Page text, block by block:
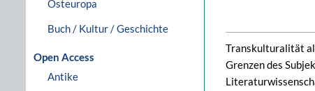
Osteuropa
Buch / Kultur / Geschichte
Open Access
Antike
Transkulturalität
Grenzen des